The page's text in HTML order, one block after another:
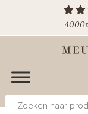
Producten
zoeken